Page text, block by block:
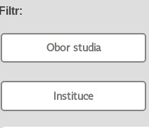
Filtr:
Obor studia
Instituce